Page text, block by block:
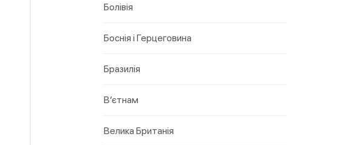
Болівія
Боснія і Герцеговина
Бразилія
В’єтнам
Велика Британія